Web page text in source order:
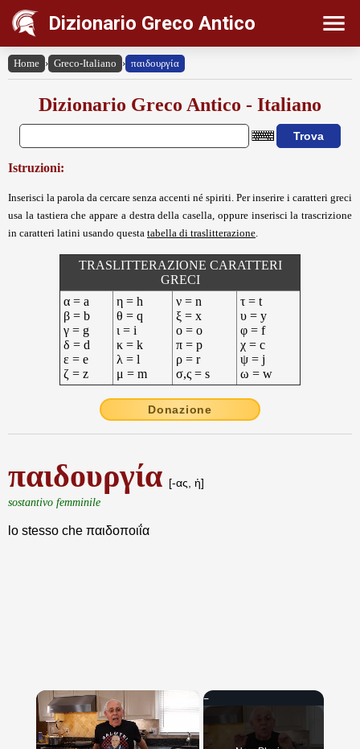
Dizionario Greco Antico
Home › Greco-Italiano › παιδουργία
Dizionario Greco Antico - Italiano
Istruzioni:
Inserisci la parola da cercare senza accenti né spiriti. Per inserire i caratteri greci
usa la tastiera che appare a destra della casella, oppure inserisci la trascrizione
in caratteri latini usando questa tabella di traslitterazione
TRASLITTERAZIONE CARATTERI
GRECI
α = a
β = b
γ = g
δ = d
ε = e
ζ = z
η = h
θ = q
ι = i
κ = k
λ = l
μ = m
ν = n
ξ = x
ο = o
π = p
ρ = r
σ,ς = s
τ = t
υ = y
φ = f
χ = c
ψ = j
ω = w
Donazione
παιδουργία [-ας, ἡ]
sostantivo femminile
lo stesso che παιδοποιΐα